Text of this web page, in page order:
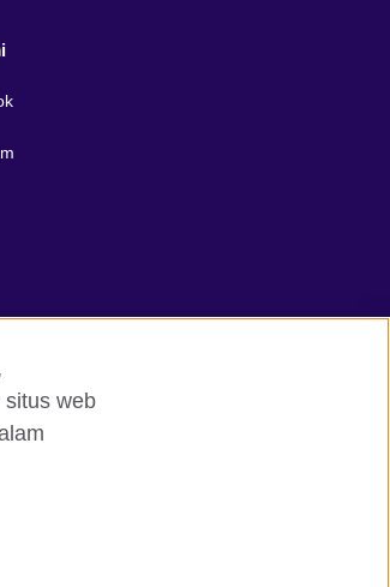
situs web